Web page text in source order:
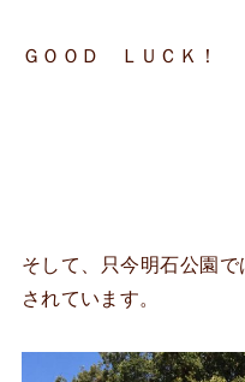
ＧＯＯＤ ＬＵＣＫ！
そして、只今明石公園
されています。